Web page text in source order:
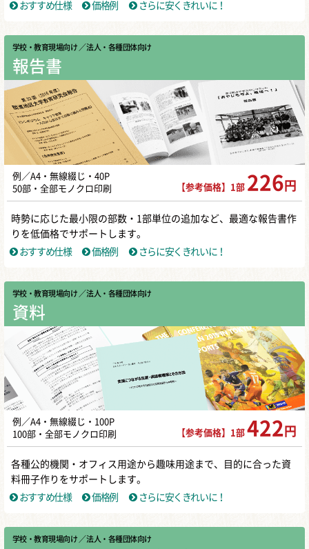
おすすめ仕様
価格例 さらに安くきれいに！
学校・教育現場向け ／ 法人・各種団体向け
報告書
例／A4・無線綴じ・40P
50部・全部モノクロ印刷
【参考価格】1部 226 円
時勢に応じた最小限の部数・1部単位の追加など、最適な報告書作
りを低価格でサポートします。
おすすめ仕様
価格例 さらに安くきれいに！
学校・教育現場向け ／ 法人・各種団体向け
資料
例／A4・無線綴じ・100P
100部・全部モノクロ印刷
【参考価格】1部 422 円
各種公的機関・オフィス用途から趣味用途まで、目的に合った資
料冊子作りをサポートします。
おすすめ仕様
価格例 さらに安くきれいに！
学校・教育現場向け ／ 法人・各種団体向け